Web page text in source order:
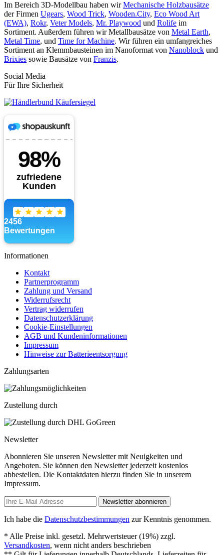
Im Bereich 3D-Modellbau haben wirMechanische Holzbausätze
der Firmen Ugears, Wood Trick, Wooden.City, Eco Wood Art
(EWA), Rokr, Veter Models, Mr. Playwood und Rolife im
Sortiment. Außerdem führen wir Metallbausätze von Metal Earth,
Metal Time, und Time for Machine. Wir führen ein umfangreiches
Sortiment an Klemmbausteinen im Nanoformat von Nanoblock und
Brixies sowie Bausätze von Franzis.
Social Media
Für Ihre Sicherheit
Informationen
Kontakt
Partnerprogramm
Zahlung und Versand
Widerrufsrecht
Vertrag widerrufen
Datenschutzerklärung
Cookie-Einstellungen
AGB und Kundeninformationen
Impressum
Hinweise zur Batterieentsorgung
Zahlungsarten
Zustellung durch
Newsletter
Abonnieren Sie unseren Newsletter mit Neuigkeiten und
Angeboten. Sie können den Newsletter jederzeit kostenlos
abbestellen. Die Kontaktdaten hierzu finden Sie in unserem
Impressum.
Newsletter abonnieren
Ich habe die Datenschutzbestimmungen zur Kenntnis genommen.
* Alle Preise inkl. gesetzl. Mehrwertsteuer (19%) zzgl.
Versandkosten, wenn nicht anders beschrieben